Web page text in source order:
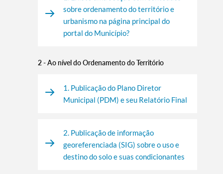
sobre ordenamento do território e
urbanismo na página principal do
portal do Município?
2 - Ao nível do Ordenamento do Território
1. Publicação do Plano Diretor
Municipal (PDM) e seu Relatório Final
2. Publicação de informação
georeferenciada (SIG) sobre o uso e
destino do solo e suas condicionantes